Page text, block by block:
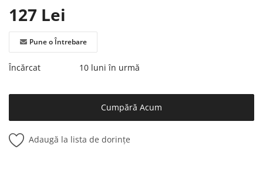
127 Lei
Pune o Întrebare
Încărcat 10 luni în urmă
Cumpără Acum
Adaugă la lista de dorințe